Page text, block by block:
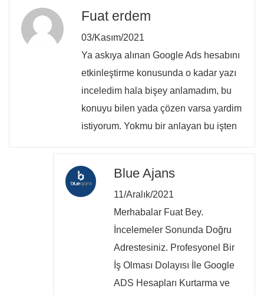
Fuat erdem
03/Kasım/2021
Ya askıya alınan Google Ads hesabını
etkinleştirme konusunda o kadar yazı
inceledim hala bişey anlamadım, bu
konuyu bilen yada çözen varsa yardim
istiyorum. Yokmu bir anlayan bu işten
Blue Ajans
11/Aralık/2021
Merhabalar Fuat Bey.
İncelemeler Sonunda Doğru
Adrestesiniz. Profesyonel Bir
İş Olması Dolayısı İle Google
ADS Hesapları Kurtarma ve